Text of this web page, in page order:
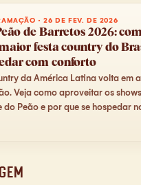
·26 DE FEV. DE 2026
de Barretos 2026:
festa country do
com conforto
da América Latina volta em
Veja como aproveitar os
do Peão e por que se hospedar
a escolha estratégica.